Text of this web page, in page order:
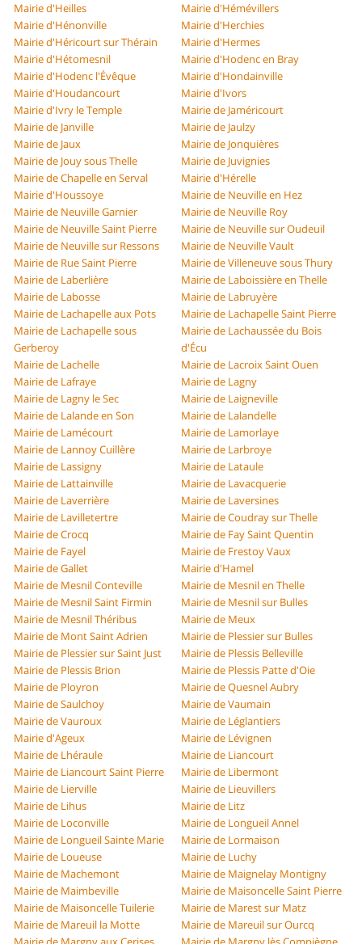
Mairie d'Heilles
Mairie d'Hémévillers
Mairie d'Hénonville
Mairie d'Herchies
Mairie d'Héricourt sur Thérain
Mairie d'Hermes
Mairie d'Hétomesnil
Mairie d'Hodenc en Bray
Mairie d'Hodenc l'Évêque
Mairie d'Hondainville
Mairie d'Houdancourt
Mairie d'Ivors
Mairie d'Ivry le Temple
Mairie de Jaméricourt
Mairie de Janville
Mairie de Jaulzy
Mairie de Jaux
Mairie de Jonquières
Mairie de Jouy sous Thelle
Mairie de Juvignies
Mairie de Chapelle en Serval
Mairie d'Hérelle
Mairie d'Houssoye
Mairie de Neuville en Hez
Mairie de Neuville Garnier
Mairie de Neuville Roy
Mairie de Neuville Saint Pierre
Mairie de Neuville sur Oudeuil
Mairie de Neuville sur Ressons
Mairie de Neuville Vault
Mairie de Rue Saint Pierre
Mairie de Villeneuve sous Thury
Mairie de Laberlière
Mairie de Laboissière en Thelle
Mairie de Labosse
Mairie de Labruyère
Mairie de Lachapelle aux Pots
Mairie de Lachapelle Saint Pierre
Mairie de Lachapelle sous
Gerberoy
Mairie de Lachaussée du Bois
d'Écu
Mairie de Lachelle
Mairie de Lacroix Saint Ouen
Mairie de Lafraye
Mairie de Lagny
Mairie de Lagny le Sec
Mairie de Laigneville
Mairie de Lalande en Son
Mairie de Lalandelle
Mairie de Lamécourt
Mairie de Lamorlaye
Mairie de Lannoy Cuillère
Mairie de Larbroye
Mairie de Lassigny
Mairie de Lataule
Mairie de Lattainville
Mairie de Lavacquerie
Mairie de Laverrière
Mairie de Laversines
Mairie de Lavilletertre
Mairie de Coudray sur Thelle
Mairie de Crocq
Mairie de Fay Saint Quentin
Mairie de Fayel
Mairie de Frestoy Vaux
Mairie de Gallet
Mairie d'Hamel
Mairie de Mesnil Conteville
Mairie de Mesnil en Thelle
Mairie de Mesnil Saint Firmin
Mairie de Mesnil sur Bulles
Mairie de Mesnil Théribus
Mairie de Meux
Mairie de Mont Saint Adrien
Mairie de Plessier sur Bulles
Mairie de Plessier sur Saint Just
Mairie de Plessis Belleville
Mairie de Plessis Brion
Mairie de Plessis Patte d'Oie
Mairie de Ployron
Mairie de Quesnel Aubry
Mairie de Saulchoy
Mairie de Vaumain
Mairie de Vauroux
Mairie de Léglantiers
Mairie d'Ageux
Mairie de Lévignen
Mairie de Lhéraule
Mairie de Liancourt
Mairie de Liancourt Saint Pierre
Mairie de Libermont
Mairie de Lierville
Mairie de Lieuvillers
Mairie de Lihus
Mairie de Litz
Mairie de Loconville
Mairie de Longueil Annel
Mairie de Longueil Sainte Marie
Mairie de Lormaison
Mairie de Loueuse
Mairie de Luchy
Mairie de Machemont
Mairie de Maignelay Montigny
Mairie de Maimbeville
Mairie de Maisoncelle Saint Pierre
Mairie de Maisoncelle Tuilerie
Mairie de Marest sur Matz
Mairie de Mareuil la Motte
Mairie de Mareuil sur Ourcq